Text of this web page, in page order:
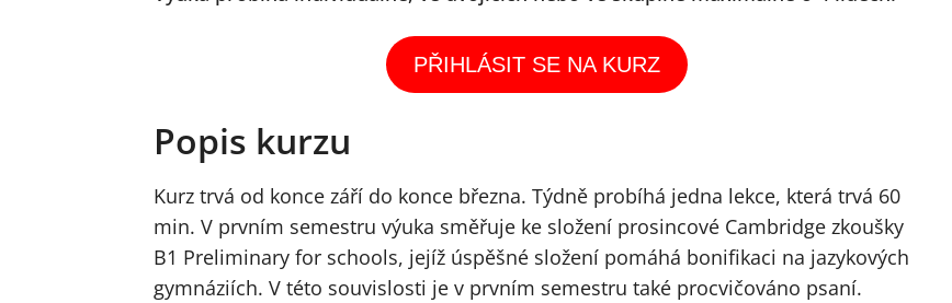
PŘIHLÁSIT SE NA KURZ
Popis kurzu
Kurz trvá od konce září do konce března. Týdně probíhá jedna lekce, která trvá 60
min. V prvním semestru výuka směřuje ke složení prosincové Cambridge zkoušky
B1 Preliminary for schools, jejíž úspěšné složení pomáhá bonifikaci na jazykových
gymnáziích. V této souvislosti je v prvním semestru také procvičováno psaní.